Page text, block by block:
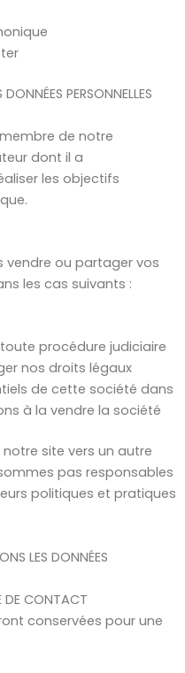
PERSONNELLES
de notre
dont il a
les objectifs
vendre ou partager vos
les cas suivants :
procédure judiciaire
nos droits légaux
de cette société dans
à la vendre la société
notre site vers un autre
pas responsables
politiques et pratiques
LES DONNÉES
DE CONTACT
conservées pour une